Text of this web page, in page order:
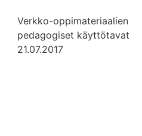
Verkko-oppimateriaalien
pedagogiset käyttötavat
21.07.2017